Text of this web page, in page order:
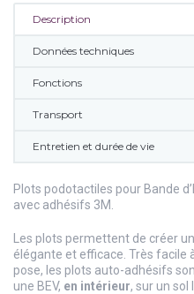
Description
Données techniques
Fonctions
Transport
Entretien et durée de vie
Plots podotactiles pour Bande
avec adhésifs 3M.
Les plots permettent de créer
élégante et efficace. Très facile
pose, les plots auto-adhésifs
une BEV, en intérieur, sur un sol